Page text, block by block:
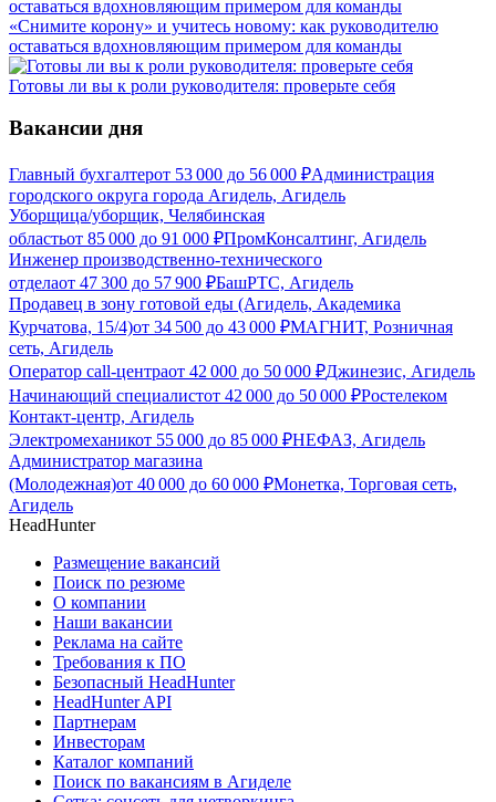
«Снимите корону» и учитесь новому: как руководителю
оставаться вдохновляющим примером для команды
Готовы ли вы к роли руководителя: проверьте себя
Вакансии дня
Главный бухгалтерот 53 000 до 56 000 ₽Администрация
городского округа города Агидель, Агидель
Уборщица/уборщик, Челябинская
областьот 85 000 до 91 000 ₽ПромКонсалтинг, Агидель
Инженер производственно-технического
отделаот 47 300 до 57 900 ₽БашРТС, Агидель
Продавец в зону готовой еды (Агидель, Академика
Курчатова, 15/4)от 34 500 до 43 000 ₽МАГНИТ, Розничная
сеть, Агидель
Оператор call-центраот 42 000 до 50 000 ₽Джинезис, Агидель
Начинающий специалистот 42 000 до 50 000 ₽Ростелеком
Контакт-центр, Агидель
Электромеханикот 55 000 до 85 000 ₽НЕФАЗ, Агидель
Администратор магазина
(Молодежная)от 40 000 до 60 000 ₽Монетка, Торговая сеть,
Агидель
HeadHunter
Размещение вакансий
Поиск по резюме
О компании
Наши вакансии
Реклама на сайте
Требования к ПО
Безопасный HeadHunter
HeadHunter API
Партнерам
Инвесторам
Каталог компаний
Поиск по вакансиям в Агиделе